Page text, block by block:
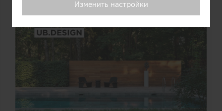
Изменить настройки